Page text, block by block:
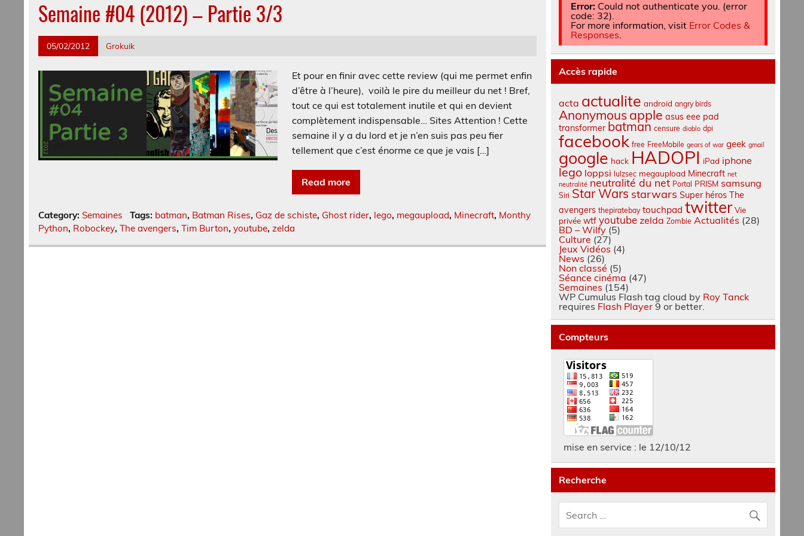
Semaine #04 (2012) – Partie 3/3
05/02/2012 Grokuik
Et pour en finir avec cette review (qui me permet enfin
d’être à l’heure), voilà le pire du meilleur du net ! Bref,
tout ce qui est totalement inutile et qui en devient
complètement indispensable… Sites Attention ! Cette
semaine il y a du lord et je n’en suis pas peu fier
tellement que c’est énorme ce que je vais […]
Read more
Category: Semaines Tags: batman, Batman Rises, Gaz de schiste, Ghost rider, lego, megaupload, Minecraft, Monthy
Python, Robockey,The avengers,Tim Burton,youtube, zelda
Error: Could not authenticate you. (error
code: 32).
For more information, visit Error Codes &
Responses
Accès rapide
acta actualite android angry birds
Anonymousapple asus eee pad
transformer batman censure diablo dpi
facebook free FreeMobile gears of war geek gmail
google hack HADOPI iPad iphone
lego loppsi lulzsec megaupload Minecraft net
neutralité neutralité du net Portal PRISM samsung
Siri Star Wars starwars Super héros The
avengers thepiratebay touchpad twitter Vie
privée wtf youtube zelda Zombie Actualités (28)
BD – Wilfy (5)
Culture (27)
Jeux Vidéos (4)
News (26)
Non classé (5)
Séance cinéma (47)
Semaines (154)
WP Cumulus Flash tag cloud by Roy Tanck
requires Flash Player 9 or better.
Compteurs
mise en service : le 12/10/12
Recherche